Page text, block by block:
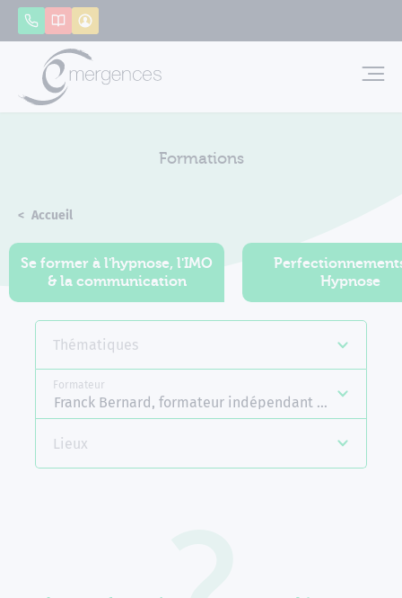
AppelerCatalogue
Formations
Accueil
Se former à l'hypnose, l'IMO
& la communication
Hypnose
Thématiques
Formateur
Franck Bernard, formateur indépendant Emergences
Lieux
Panneau de gestion des cookies